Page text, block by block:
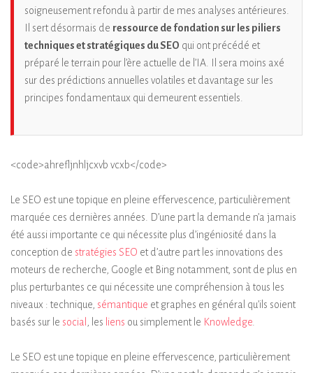
soigneusement refondu à partir de mes analyses antérieures.
Il sert désormais de ressource de fondation sur les piliers
techniques et stratégiques du SEO qui ont précédé et
préparé le terrain pour l’ère actuelle de l’IA. Il sera moins axé
sur des prédictions annuelles volatiles et davantage sur les
principes fondamentaux qui demeurent essentiels.
<code>ahrefljnhljcxvb vcxb</code>
Le SEO est une topique en pleine effervescence, particulièrement
marquée ces dernières années. D’une part la demande n’a jamais
été aussi importante ce qui nécessite plus d’ingéniosité dans la
conception de stratégies SEO et d’autre part les innovations des
moteurs de recherche, Google et Bing notamment, sont de plus en
plus perturbantes ce qui nécessite une compréhension à tous les
niveaux : technique, sémantique et graphes en général qu’ils soient
basés sur le social , les liens ou simplement le Knowledge
Le SEO est une topique en pleine effervescence, particulièrement